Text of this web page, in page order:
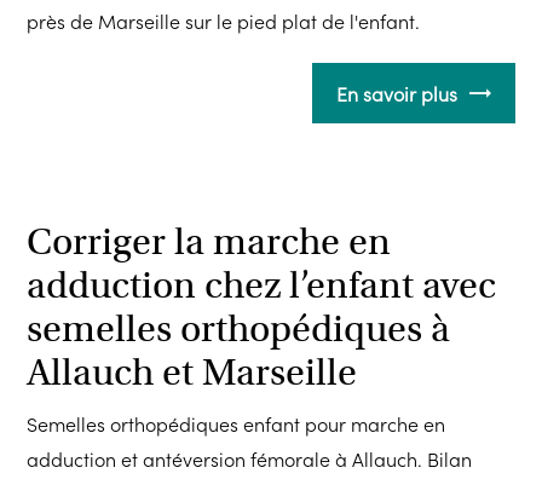
près de Marseille sur le pied plat de l'enfant.
En savoir plus
Corriger la marche en
adduction chez l’enfant avec
semelles orthopédiques à
Allauch et Marseille
Semelles orthopédiques enfant pour marche en
adduction et antéversion fémorale à Allauch. Bilan